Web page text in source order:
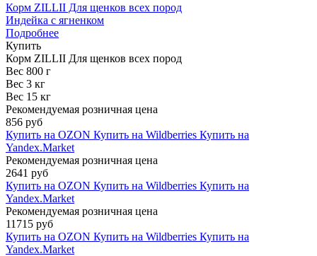
Корм ZILLII Для щенков всех пород
Индейка с ягненком
Подробнее
Купить
Корм ZILLII Для щенков всех пород
Вес 800 г
Вес 3 кг
Вес 15 кг
Рекомендуемая розничная цена
856 руб
Купить на OZON Купить на Wildberries Купить на
Yandex.Market
Рекомендуемая розничная цена
2641 руб
Купить на OZON Купить на Wildberries Купить на
Yandex.Market
Рекомендуемая розничная цена
11715 руб
Купить на OZON Купить на Wildberries Купить на
Yandex.Market